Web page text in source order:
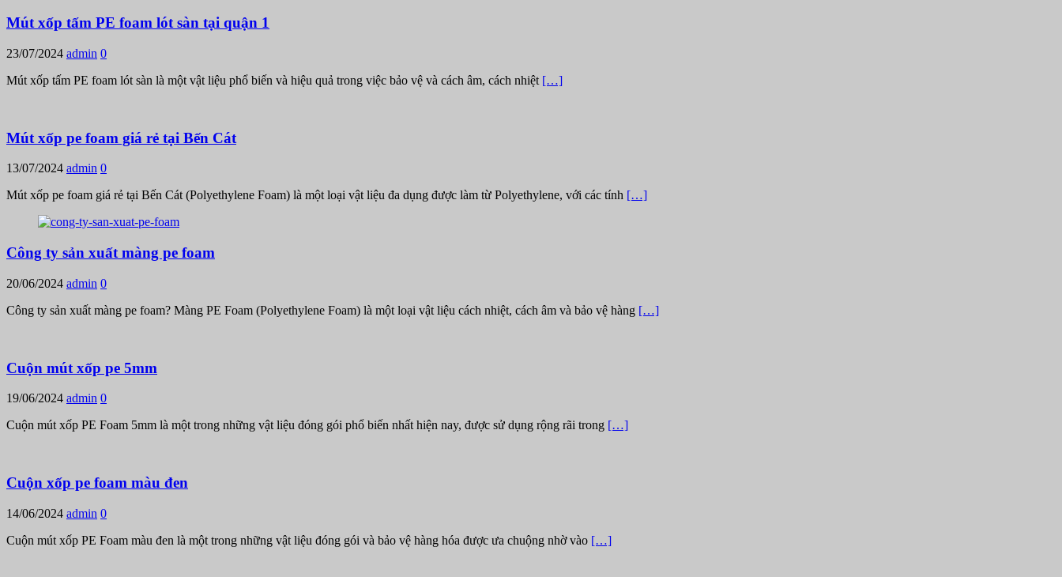
Mút xốp tấm PE foam lót sàn tại quận 1
23/07/2024 admin 0
Mút xốp tấm PE foam lót sàn là một vật liệu phổ biến và hiệu quả trong việc bảo vệ và cách âm, cách nhiệt […]
Mút xốp pe foam giá rẻ tại Bến Cát
13/07/2024 admin 0
Mút xốp pe foam giá rẻ tại Bến Cát (Polyethylene Foam) là một loại vật liệu đa dụng được làm từ Polyethylene, với các tính […]
Công ty sản xuất màng pe foam
20/06/2024 admin 0
Công ty sản xuất màng pe foam? Màng PE Foam (Polyethylene Foam) là một loại vật liệu cách nhiệt, cách âm và bảo vệ hàng […]
Cuộn mút xốp pe 5mm
19/06/2024 admin 0
Cuộn mút xốp PE Foam 5mm là một trong những vật liệu đóng gói phổ biến nhất hiện nay, được sử dụng rộng rãi trong […]
Cuộn xốp pe foam màu đen
14/06/2024 admin 0
Cuộn mút xốp PE Foam màu đen là một trong những vật liệu đóng gói và bảo vệ hàng hóa được ưa chuộng nhờ vào […]